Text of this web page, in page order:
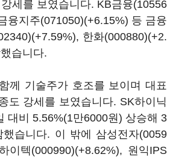
세를 보였습니다. KB금융(10556
융지주(071050)(+6.15%) 등 금융
(+7.59%), 한화(000880)(+2.
습니다.
께 기술주가 호조를 보이며 대표
도 강세를 보였습니다. SK하이닉
대비 5.56%(1만6000원) 상승해 3
습니다. 이 밖에 삼성전자(0059
이텍(000990)(+8.62%), 원익IPS